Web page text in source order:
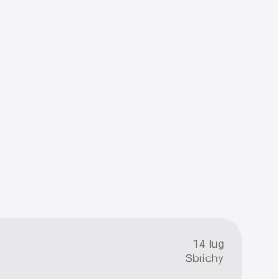
14 lug
Sbrichy